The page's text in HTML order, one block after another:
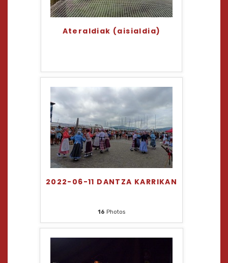
Ateraldiak (aisialdia)
2022-06-11 DANTZA KARRIKAN
16 Photos